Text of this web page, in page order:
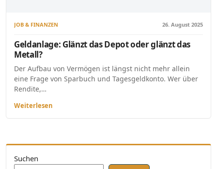
JOB & FINANZEN 26. August 2025
Geldanlage: Glänzt das Depot oder glänzt das
Metall?
Der Aufbau von Vermögen ist längst nicht mehr allein
eine Frage von Sparbuch und Tagesgeldkonto. Wer über
Rendite,…
Weiterlesen
Suchen